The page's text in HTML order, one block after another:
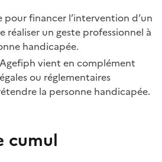
pour financer l’intervention d’un
un geste professionnel à
handicapée.
vient en complément
ou réglementaires
la personne handicapée.
cumul